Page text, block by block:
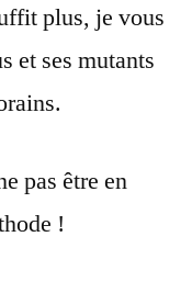
plus, je vous
et ses mutants
pas être en
!